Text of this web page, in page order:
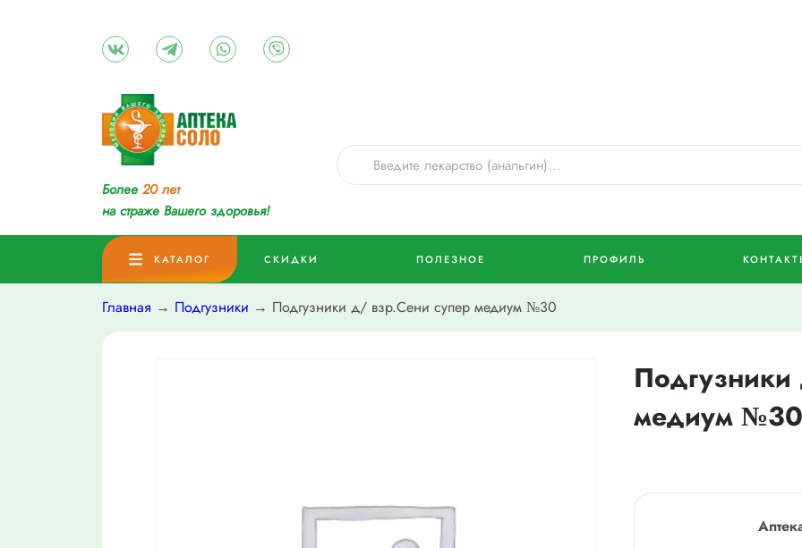
Более 20 лет
на страже Вашего здоровья!
КАТАЛОГ СКИДКИ ПОЛЕЗНОЕ ПРОФИЛЬ
Главная → Подгузники → Подгузники д/ взр.Сени супер медиум №30
медиум №30